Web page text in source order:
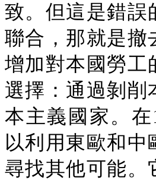
致。但這是錯誤
聯合，那就是撤
增加對本國勞工
選擇：通過剝削
本主義國家。
以利用東歐和
尋找其他可能。